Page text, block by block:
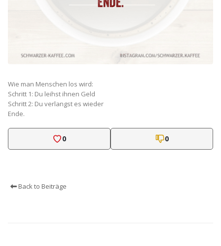
Wie man Menschen los wird:
Schritt 1: Du leihst ihnen Geld
Schritt 2: Du verlangst es wieder
Ende.
0 0
Back to Beiträge